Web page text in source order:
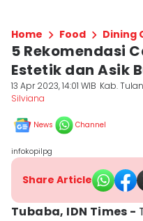
Home Food Dining
5 Rekomendasi
Estetik dan Asik
13 Apr 2023, 14:01 WIB Kab.
Silviana
News Channel
infokopilpg
Share Article
Tubaba, IDN Times -